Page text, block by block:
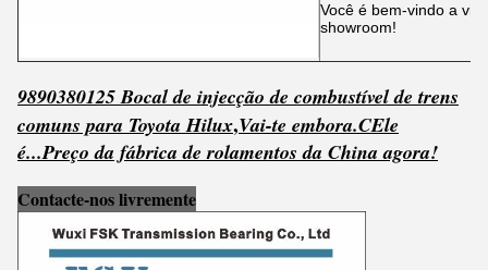
Você é bem-vindo a
showroom!
9890380125 Bocal de injecção de combustível de trens
comuns para Toyota Hilux,Vai-te embora.CEle
é...Preço da fábrica de rolamentos da China agora!
Contacte-nos livremente